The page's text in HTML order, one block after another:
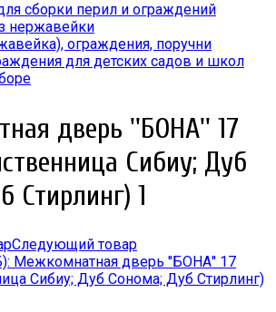
сборки перил и ограждений
нержавейки
ограждения, поручни
для детских садов и школ
дверь ''БОНА'' 17
Сибиу; Дуб
Стирлинг) 1
Следующий товар